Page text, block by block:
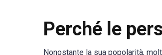
Perché le
Nonostante la sua popolarità,